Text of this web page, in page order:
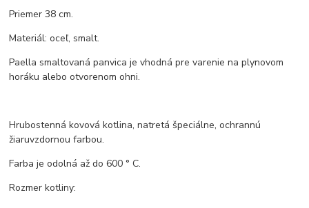
Priemer 38 cm.
Materiál: oceľ, smalt.
Paella smaltovaná panvica je vhodná pre varenie na plynovom
horáku alebo otvorenom ohni.
Hrubostenná kovová kotlina, natretá špeciálne, ochrannú
žiaruvzdornou farbou.
Farba je odolná až do 600 ° C.
Rozmer kotliny: